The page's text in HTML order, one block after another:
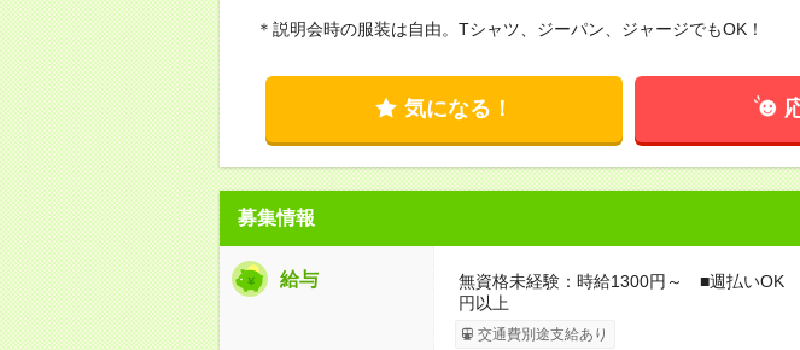
＊説明会時の服装は自由。Tシャツ、ジーパン、ジャージでもOK！
気になる！
募集情報
給与
無資格未経験：時給1300円～ ■週払い
円以上
交通費別途支給あり